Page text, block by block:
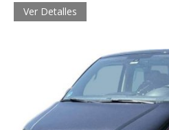
Ver Detalles